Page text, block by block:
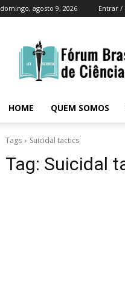
domingo, agosto 9, 2026 Entrar /
HOME
QUEM SOMOS
Tags Suicidal tactics
Tag: Suicidal